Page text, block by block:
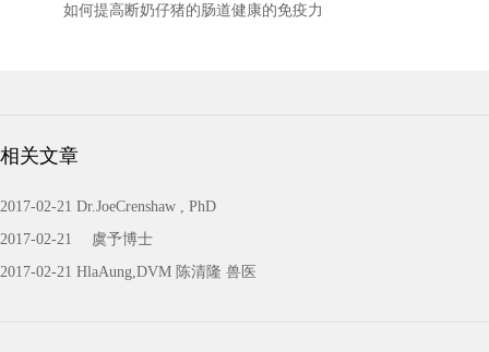
如何提高断奶仔猪的肠道健康的免疫力
相关文章
2017-02-21 Dr.JoeCrenshaw , PhD
2017-02-21 虞予博士
2017-02-21 HlaAung,DVM 陈清隆 兽医